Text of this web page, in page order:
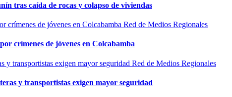
tras caída de rocas y colapso de viviendas
Red de Medios Regionales
crímenes de jóvenes en Colcabamba
Red de Medios Regionales
y transportistas exigen mayor seguridad